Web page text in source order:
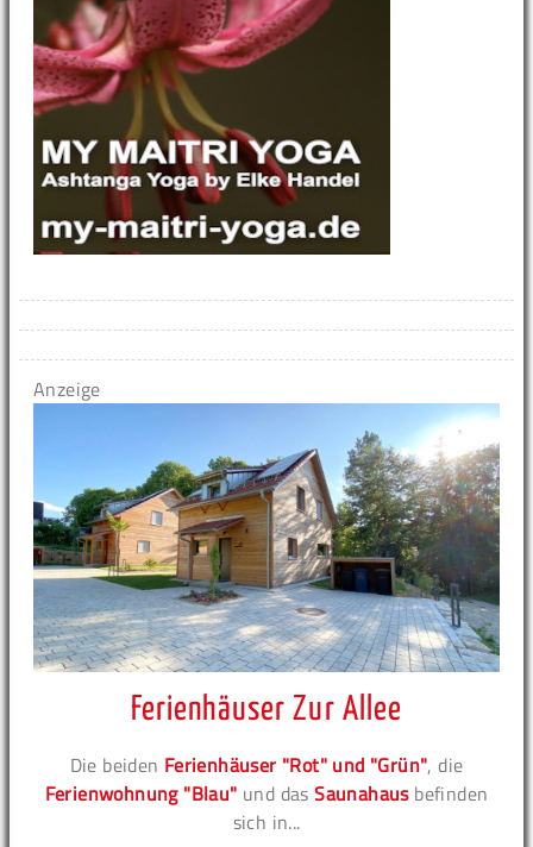
Anzeige
Ferienhäuser Zur Allee
Die beiden Ferienhäuser "Rot" und "Grün", die
Ferienwohnung "Blau" und dasSaunahausbefinden
sich in...